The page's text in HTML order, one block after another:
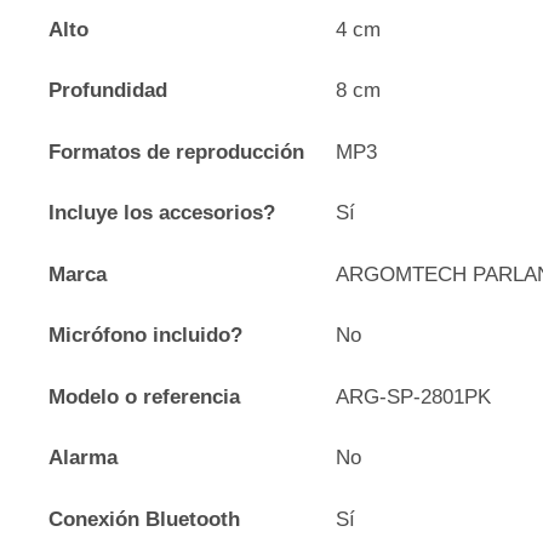
Alto 4 cm
Profundidad 8 cm
Formatos de reproducción MP3
Incluye los accesorios? Sí
Marca ARGOMTECH
Micrófono incluido? No
Modelo o referencia ARG-SP-2801PK
Alarma No
Conexión Bluetooth Sí